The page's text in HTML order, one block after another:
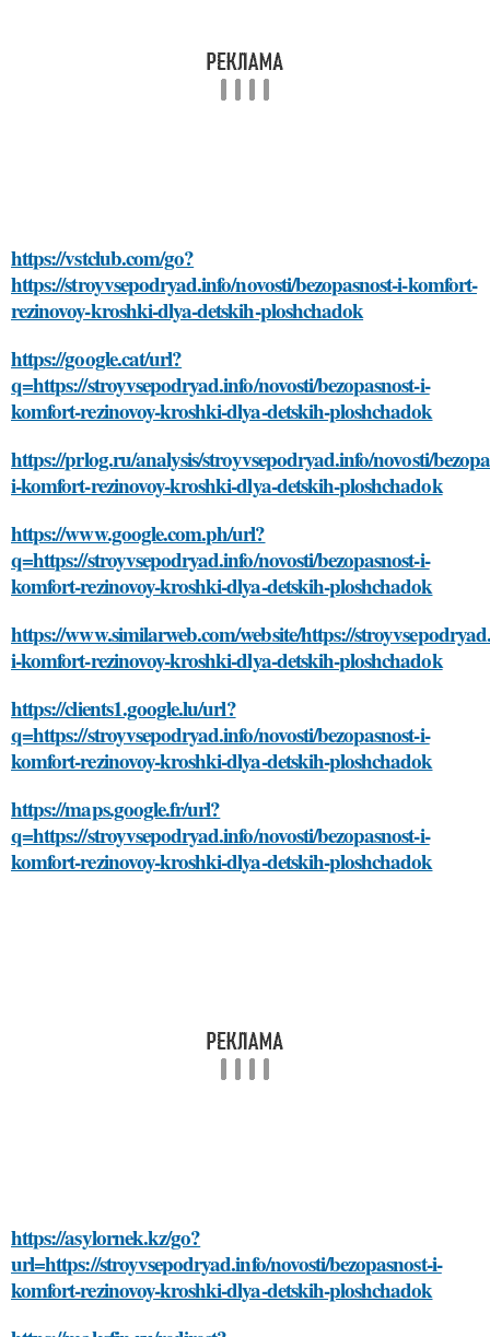
https://vstclub.com/go?
https://stroyvsepodryad.info/novosti/bezopasnost-i-komfort-
rezinovoy-kroshki-dlya-detskih-ploshchadok
https://google.cat/url?
q=https://stroyvsepodryad.info/novosti/bezopasnost-i-
komfort-rezinovoy-kroshki-dlya-detskih-ploshchadok
https://prlog.ru/analysis/stroyvsepodryad.info/novosti/
i-komfort-rezinovoy-kroshki-dlya-detskih-ploshchadok
https://www.google.com.ph/url?
q=https://stroyvsepodryad.info/novosti/bezopasnost-i-
komfort-rezinovoy-kroshki-dlya-detskih-ploshchadok
https://www.similarweb.com/website/https://
i-komfort-rezinovoy-kroshki-dlya-detskih-ploshchadok
https://clients1.google.lu/url?
q=https://stroyvsepodryad.info/novosti/bezopasnost-i-
komfort-rezinovoy-kroshki-dlya-detskih-ploshchadok
https://maps.google.fr/url?
q=https://stroyvsepodryad.info/novosti/bezopasnost-i-
komfort-rezinovoy-kroshki-dlya-detskih-ploshchadok
https://asylornek.kz/go?
url=https://stroyvsepodryad.info/novosti/bezopasnost-i-
komfort-rezinovoy-kroshki-dlya-detskih-ploshchadok